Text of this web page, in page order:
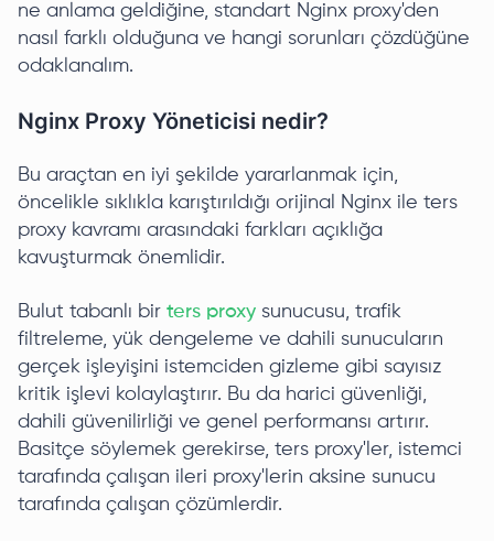
ne anlama geldiğine, standart Nginx proxy'den
nasıl farklı olduğuna ve hangi sorunları çözdüğüne
odaklanalım.
Nginx Proxy Yöneticisi nedir?
Bu araçtan en iyi şekilde yararlanmak için,
öncelikle sıklıkla karıştırıldığı orijinal Nginx ile ters
proxy kavramı arasındaki farkları açıklığa
kavuşturmak önemlidir.
Bulut tabanlı bir ters proxy sunucusu, trafik
filtreleme, yük dengeleme ve dahili sunucuların
gerçek işleyişini istemciden gizleme gibi sayısız
kritik işlevi kolaylaştırır. Bu da harici güvenliği,
dahili güvenilirliği ve genel performansı artırır.
Basitçe söylemek gerekirse, ters proxy'ler, istemci
tarafında çalışan ileri proxy'lerin aksine sunucu
tarafında çalışan çözümlerdir.